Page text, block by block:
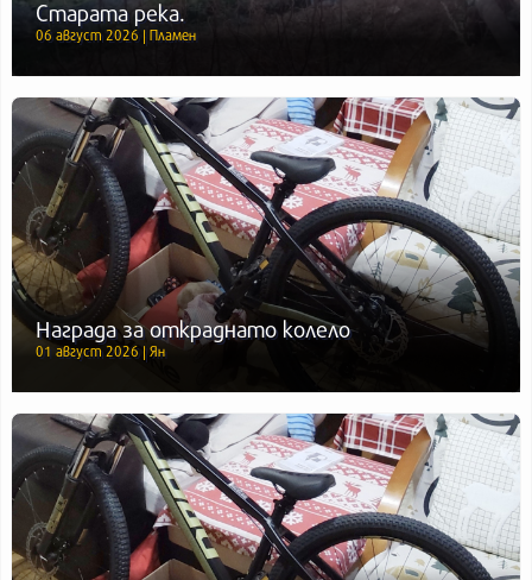
Старата река.
06 август 2026 | Пламен
Награда за откраднато колело
01 август 2026 | Ян